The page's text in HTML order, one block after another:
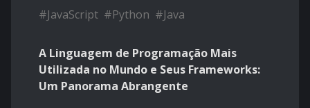
#JavaScript #Python #Java
A Linguagem de Programação Mais
Utilizada no Mundo e Seus Frameworks:
Um Panorama Abrangente